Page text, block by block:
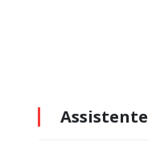
Assistente